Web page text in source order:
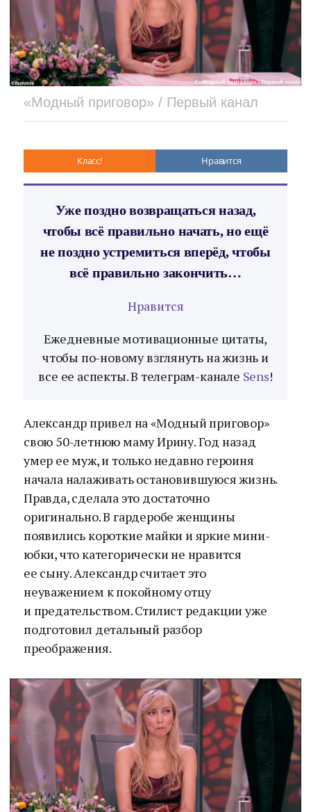
«Модный приговор» / Первый канал
Класс! Нравится
Уже поздно возвращаться назад,
чтобы всё правильно начать, но ещё
не поздно устремиться вперёд, чтобы
всё правильно закончить…
Нравится
Ежедневные мотивационные цитаты,
чтобы по-новому взглянуть на жизнь и
все ее аспекты. В телеграм-канале Sens!
Александр привел на «Модный приговор»
свою 50-летнюю маму Ирину. Год назад
умер ее муж, и только недавно героиня
начала налаживать остановившуюся жизнь.
Правда, сделала это достаточно
оригинально. В гардеробе женщины
появились короткие майки и яркие мини-
юбки, что категорически не нравится
ее сыну. Александр считает это
неуважением к покойному отцу
и предательством. Стилист редакции уже
подготовил детальный разбор
преображения.